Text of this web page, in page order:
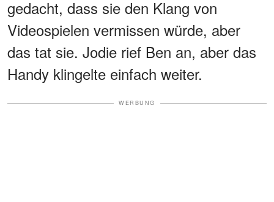
gedacht, dass sie den Klang von
Videospielen vermissen würde, aber
das tat sie. Jodie rief Ben an, aber das
Handy klingelte einfach weiter.
WERBUNG